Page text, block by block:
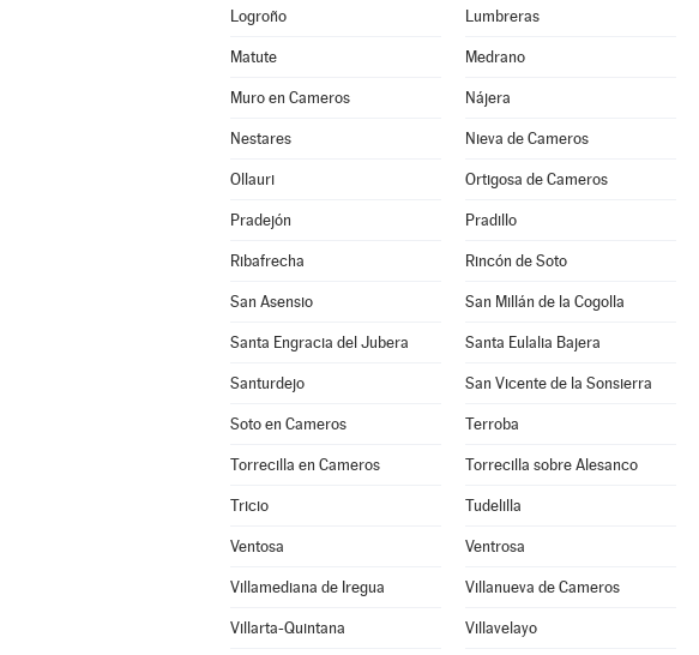
Logroño Lumbreras
Matute Medrano
Muro en Cameros Nájera
Nestares Nieva de Cameros
Ollauri Ortigosa de Cameros
Pradejón Pradillo
Ribafrecha Rincón de Soto
San Asensio San Millán de la Cogolla
Santa Engracia del Jubera Santa Eulalia Bajera
Santurdejo San Vicente de la Sonsierra
Soto en Cameros Terroba
Torrecilla en Cameros Torrecilla sobre Alesanco
Tricio Tudelilla
Ventosa Ventrosa
Villamediana de Iregua Villanueva de Cameros
Villarta-Quintana Villavelayo